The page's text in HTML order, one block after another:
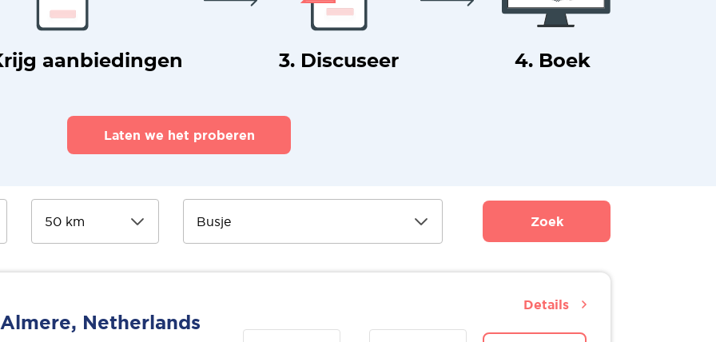
aanbiedingen 3. Discuseer 4. Boek
Laten we het proberen
Zoek
Almere, Netherlands
Details